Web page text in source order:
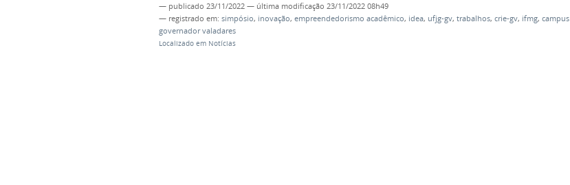
— publicado 23/11/2022 — última modificação 23/11/2022 08h49
— registrado em: simpósio, inovação, empreendedorismo acadêmico, idea, ufjg-gv, trabalhos, crie-gv, ifmg, campus
governador valadares
Localizado em Notícias